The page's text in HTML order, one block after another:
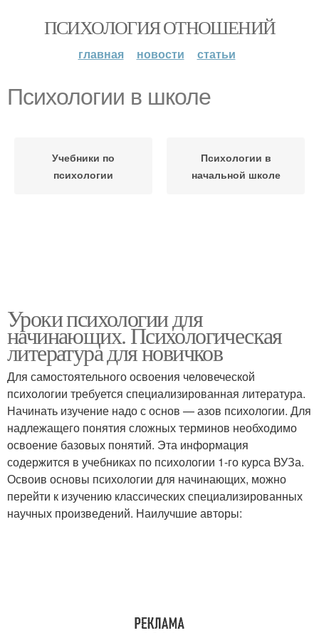
ПСИХОЛОГИЯ ОТНОШЕНИЙ
главная новости статьи
Психологии в школе
Учебники по
психологии
Психологии в
начальной школе
Уроки психологии для
начинающих. Психологическая
литература для новичков
Для самостоятельного освоения человеческой
психологии требуется специализированная литература.
Начинать изучение надо с основ — азов психологии. Для
надлежащего понятия сложных терминов необходимо
освоение базовых понятий. Эта информация
содержится в учебниках по психологии 1-го курса ВУЗа.
Освоив основы психологии для начинающих, можно
перейти к изучению классических специализированных
научных произведений. Наилучшие авторы: